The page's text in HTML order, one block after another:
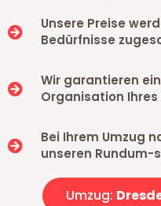
Unsere Preise
Bedürfnisse
Wir garantieren
Organisation Ihres
Bei Ihrem Umzug
unseren Rundum-
Umzug: